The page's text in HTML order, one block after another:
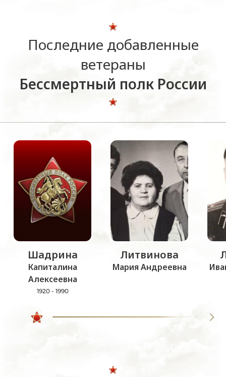
Последние добавленные
ветераны
Бессмертный полк России
Шадрина
Капиталина
Алексеевна
1920 - 1990
Литвинова
Мария Андреевна